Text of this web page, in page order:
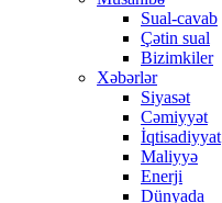
Sual-cavab
Çətin sual
Bizimkiler
Xəbərlər
Siyasət
Cəmiyyət
İqtisadiyyat
Maliyyə
Enerji
Dünyada